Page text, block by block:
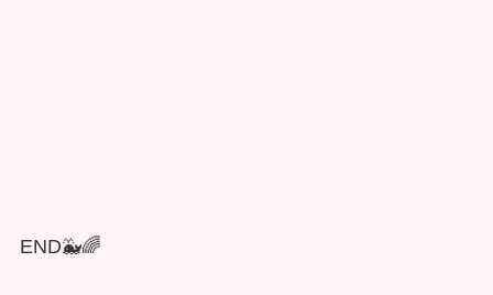
END🐳🌈